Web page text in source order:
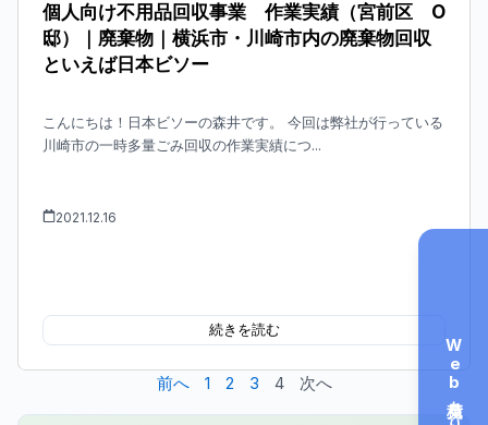
個人向け不用品回収事業 作業実績（宮前区 O
邸）｜廃棄物｜横浜市・川崎市内の廃棄物回収
といえば日本ビソー
こんにちは！日本ビソーの森井です。 今回は弊社が行っている
川崎市の一時多量ごみ回収の作業実績につ...
2021.12.16
続きを読む
前へ 1 2 3 4 次へ Web見積もり